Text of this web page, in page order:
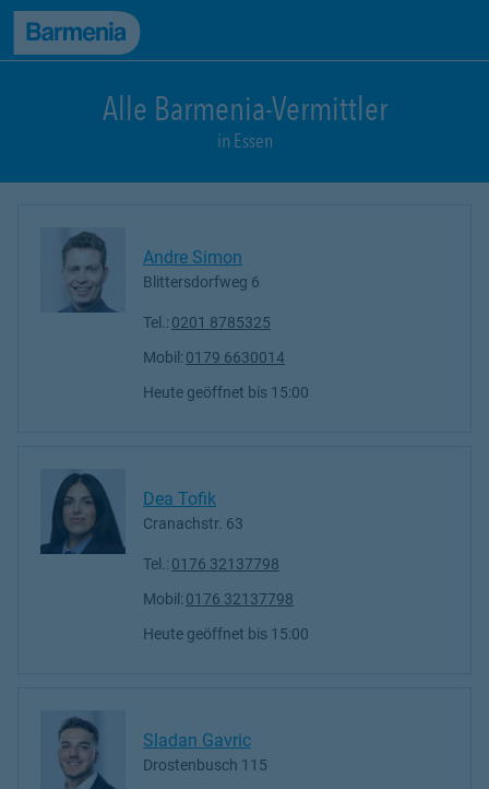
zum Seiteninhalt
Back to top
Alle Barmenia-Vermittler
in Essen
Andre Simon
Blittersdorfweg 6
Tel.: 0201 8785325
Mobil: 0179 6630014
Heute geöffnet bis 15:00
Dea Tofik
Cranachstr. 63
Tel.: 0176 32137798
Mobil: 0176 32137798
Heute geöffnet bis 15:00
Sladan Gavric
Drostenbusch 115